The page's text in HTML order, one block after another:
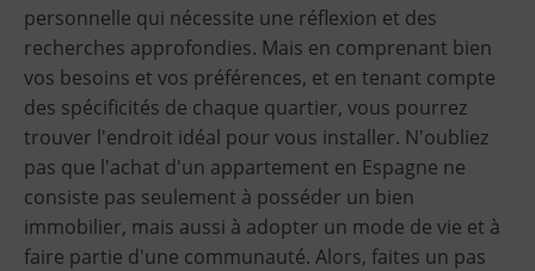
personnelle qui nécessite une réflexion et des
recherches approfondies. Mais en comprenant bien
vos besoins et vos préférences, et en tenant compte
des spécificités de chaque quartier, vous pourrez
trouver l'endroit idéal pour vous installer. N'oubliez
pas que l'achat d'un appartement en Espagne ne
consiste pas seulement à posséder un bien
immobilier, mais aussi à adopter un mode de vie et à
faire partie d'une communauté. Alors, faites un pas